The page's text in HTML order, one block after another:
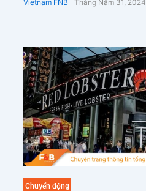
Vietnam FNB Tháng Năm 31, 2024
Chuyển động